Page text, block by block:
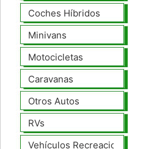
Coches Híbridos
Minivans
Motocicletas
Caravanas
Otros Autos
RVs
Vehículos Recreacionales